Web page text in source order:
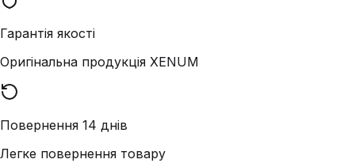
Гарантія якості
Оригінальна продукція XENUM
Повернення 14 днів
Легке повернення товару